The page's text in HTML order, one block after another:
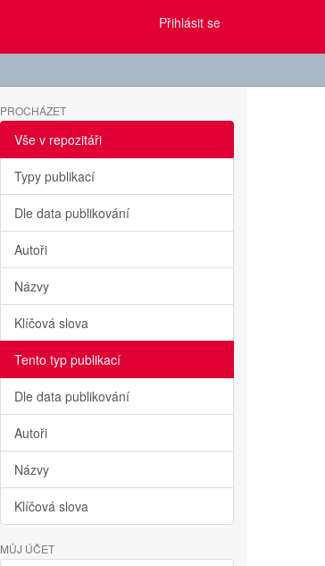
Přihlásit se
PROCHÁZET
Vše v repozitáři
Typy publikací
Dle data publikování
Autoři
Názvy
Klíčová slova
Tento typ publikací
Dle data publikování
Autoři
Názvy
Klíčová slova
MŮJ ÚČET